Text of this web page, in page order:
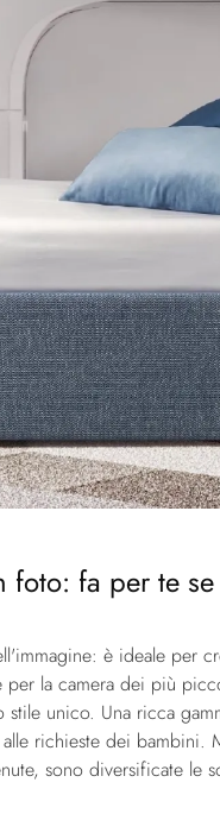
fa per te
è ideale per
la camera dei più
unico. Una ricca
richieste dei
sono diversificate